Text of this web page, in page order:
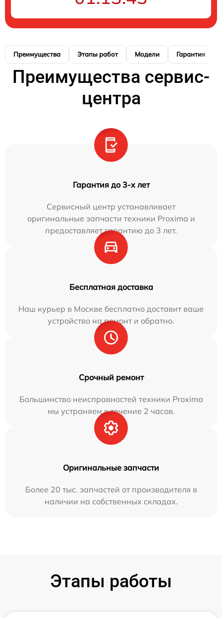
Преимущества Этапы работ Модели Гарантия
Преимущества сервис-
центра
Гарантия до 3-х лет
Сервисный центр устанавливает
оригинальные запчасти техники Proxima и
предоставляет гарантию до 3 лет.
Бесплатная доставка
Наш курьер в Москве бесплатно доставит ваше
устройство на ремонт и обратно.
Срочный ремонт
Большинство неисправностей техники Proxima
мы устраняем в течение 2 часов.
Оригинальные запчасти
Более 20 тыс. запчастей от производителя в
наличии на собственных складах.
Этапы работы